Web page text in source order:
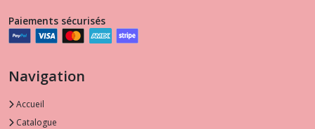
Paiements sécurisés
Navigation
Accueil
Catalogue